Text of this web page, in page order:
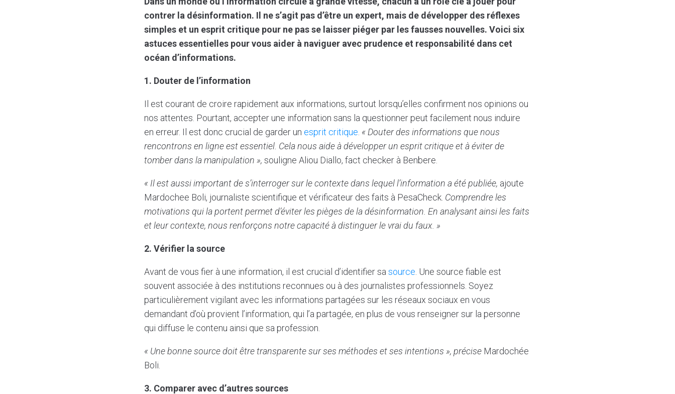
contrer la désinformation. Il ne s’agit pas d’être un expert, mais de développer des réflexes
simples et un esprit critique pour ne pas se laisser piéger par les fausses nouvelles. Voici six
astuces essentielles pour vous aider à naviguer avec prudence et responsabilité dans cet
océan d’informations.
1. Douter de l’information
Il est courant de croire rapidement aux informations, surtout lorsqu’elles confirment nos opinions ou
nos attentes. Pourtant, accepter une information sans la questionner peut facilement nous induire
en erreur. Il est donc crucial de garder un esprit critique « Douter des informations que nous
rencontrons en ligne est essentiel. Cela nous aide à développer un esprit critique et à éviter de
tomber dans la manipulation », souligne Aliou Diallo, fact checker à Benbere.
« Il est aussi important de s’interroger sur le contexte dans lequel l’information a été publiée, ajoute
Mardochee Boli, journaliste scientifique et vérificateur des faits à PesaCheck. Comprendre les
motivations qui la portent permet d’éviter les pièges de la désinformation. En analysant ainsi les faits
et leur contexte, nous renforçons notre capacité à distinguer le vrai du faux. »
2. Vérifier la source
Avant de vous fier à une information, il est crucial d’identifier sa source . Une source fiable est
souvent associée à des institutions reconnues ou à des journalistes professionnels. Soyez
particulièrement vigilant avec les informations partagées sur les réseaux sociaux en vous
demandant d’où provient l’information, qui l’a partagée, en plus de vous renseigner sur la personne
qui diffuse le contenu ainsi que sa profession.
« Une bonne source doit être transparente sur ses méthodes et ses intentions », précise Mardochée
Boli.
3. Comparer avec d’autres sources